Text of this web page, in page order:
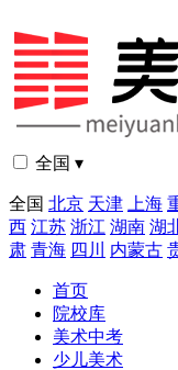
全国 ▾
全国 北京 天津 上海
西 江苏 浙江 湖南 湖
肃 青海 四川 内蒙古
首页
院校库
美术中考
少儿美术